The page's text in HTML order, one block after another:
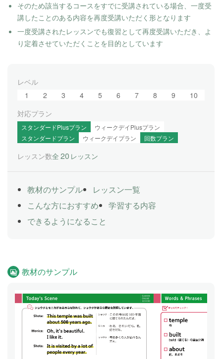
そのため該当するコースをすでに受講されている場合、一度受
講したことのある内容を再度受講いただく形となります
一度受講されたレッスンでも復習として再度受講いただき、よ
り定着させていただくことを目的としています
レベル
1
2 3 4 5 6 7 8 9
10
対応プラン
スタンダードPlusプラン
ウィークデイPlusプラン
スタンダードプラン
ウィークデイプラン 回数プラン
レッスン数全 20 レッスン
教材のサンプル
レッスン一覧
こんな方におすすめ
学習する内容
できるようになること
教材のサンプル